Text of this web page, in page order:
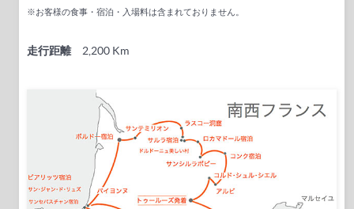
※お客様の食事・宿泊・入場料は含まれておりません。
走行距離2,200 Km